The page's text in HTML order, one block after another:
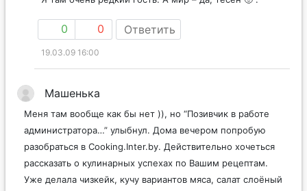
0 0 Ответить
19.03.09 16:00
Машенька
Меня там вообще как бы нет )), но “Позивчик в работе
администратора…” улыбнул. Дома вечером попробую
разобраться в Cooking.Inter.by. Действительно хочеться
рассказать о кулинарных успехах по Вашим рецептам.
Уже делала чизкейк, кучу вариантов мяса, салат слоёный